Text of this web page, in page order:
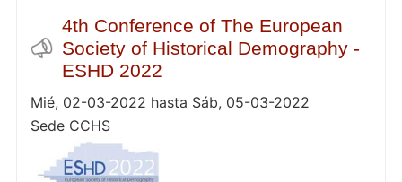
4th Conference of The European
Society of Historical Demography -
ESHD 2022
Mié, 02-03-2022 hasta Sáb, 05-03-2022
Sede CCHS